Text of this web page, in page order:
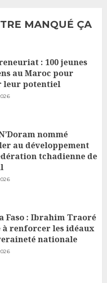
MANQUÉ ÇA
: 100 jeunes
au Maroc pour
leur potentiel
nommé
au développement
tchadienne de
Faso : Ibrahim Traoré
à renforcer les idéaux
nationale